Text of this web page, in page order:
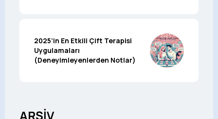
2025’in En Etkili Çift Terapisi
Uygulamaları
(Deneyimleyenlerden Notlar)
ARŞİV